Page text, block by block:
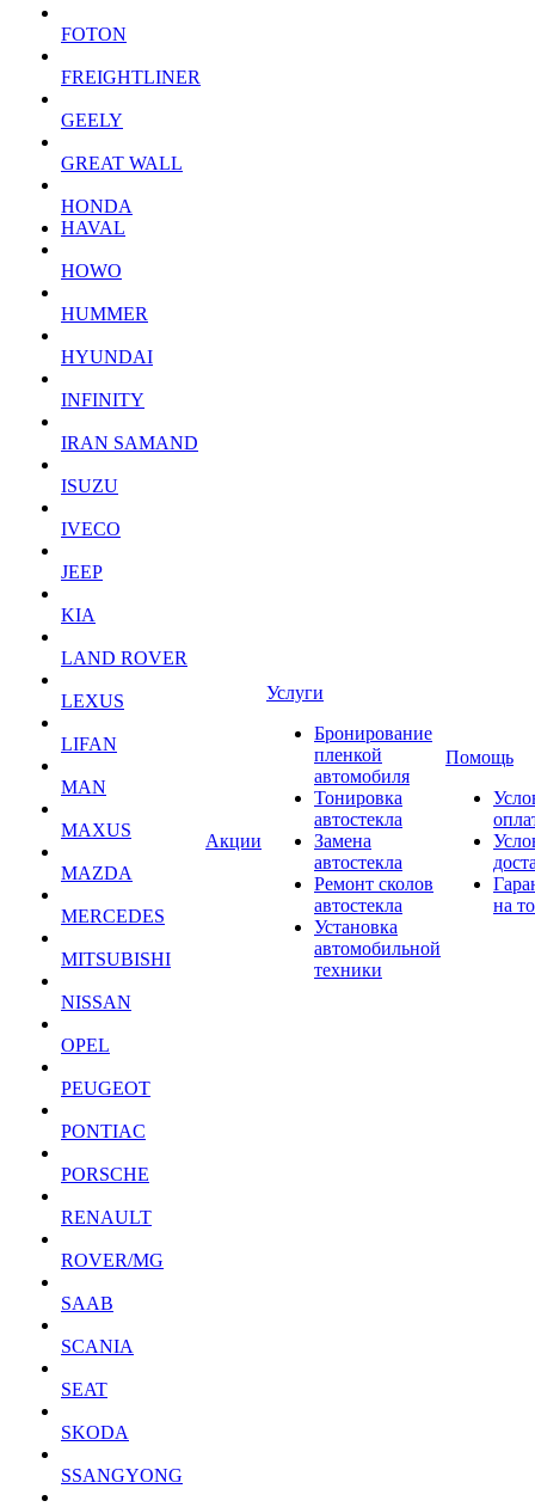
FOTON
FREIGHTLINER
GEELY
GREAT WALL
HONDA
HAVAL
HOWO
HUMMER
HYUNDAI
INFINITY
IRAN SAMAND
ISUZU
IVECO
JEEP
KIA
LAND ROVER
LEXUS
LIFAN
MAN
MAXUS
MAZDA
MERCEDES
MITSUBISHI
NISSAN
OPEL
PEUGEOT
PONTIAC
PORSCHE
RENAULT
ROVER/MG
SAAB
SCANIA
SEAT
SKODA
SSANGYONG
Акции
Услуги
Бронирование
пленкой
автомобиля
Тонировка
автостекла
Замена
автостекла
Ремонт сколов
автостекла
Установка
автомобильной
техники
Помощь
на